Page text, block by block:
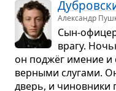
Александр
Сын-
врагу.
он под­жёг име­ние и
вер­ными слу­гами.
дверь, и чинов­ники